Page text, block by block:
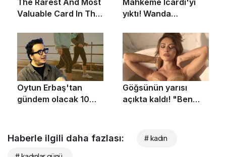
Haberle ilgili daha fazlası: # kadın